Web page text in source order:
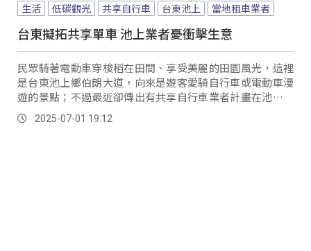
生活 低碳觀光 共享自行車 台東池上 當地租車業者
台東擬拓共享單車 池上業者憂衝擊生意
民眾騎著電動車穿梭稻在田間、享受美麗的田園風光，這裡
是台東池上鄉伯朗大道，向來是遊客愛騎自行車或電動車漫
遊的景點；不過最近卻傳出有共享自行車業者計畫在池上設
點，打算放置100台自行車供旅客使用，消息一出，引發當
地租車業者強力反彈。
2025-07-01 19:12